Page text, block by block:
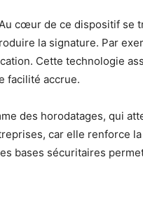
cœur de ce dispositif se
la signature. Par
Cette technologie
facilité accrue.
des horodatages, qui
car elle renforce
bases sécuritaires